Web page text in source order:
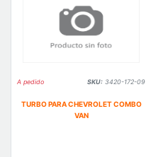
A pedido SKU: 3420-172-09
TURBO PARA CHEVROLET COMBO
VAN